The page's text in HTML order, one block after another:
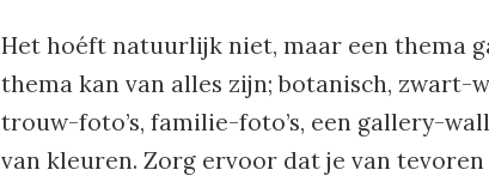
Het hoéft natuurlijk niet, maar een thema
thema kan van alles zijn; botanisch, zwart-
trouw-foto’s, familie-foto’s, een gallery-
van kleuren. Zorg ervoor dat je van